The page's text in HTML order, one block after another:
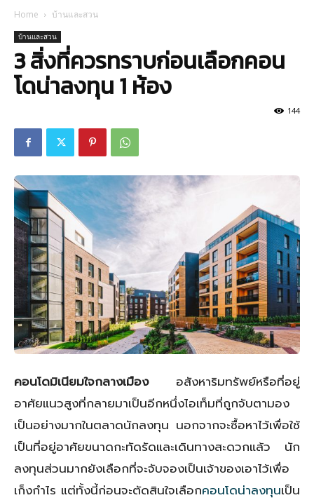
Home บ้านและสวน
บ้านและสวน
3 สิ่งที่ควรทราบก่อนเลือกคอน
โดน่าลงทุน 1 ห้อง
144
คอนโดมิเนียมใจกลางเมืองอสังหาริมทรัพย์หรือที่อยู่
อาศัยแนวสูงที่กลายมาเป็นอีกหนึ่งไอเท็มที่ถูกจับตามอง
เป็นอย่างมากในตลาดนักลงทุน นอกจากจะซื้อหาไว้เพื่อใช้
เป็นที่อยู่อาศัยขนาดกะทัดรัดและเดินทางสะดวกแล้ว นัก
ลงทุนส่วนมากยังเลือกที่จะจับจองเป็นเจ้าของเอาไว้เพื่อ
เก็งกำไร แต่ทั้งนี้ก่อนจะตัดสินใจเลือกคอนโดน่าลงทุนเป็น